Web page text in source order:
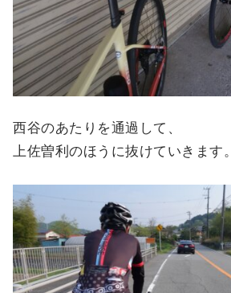
西谷のあたりを通過して、
上佐曽利のほうに抜けていきます。